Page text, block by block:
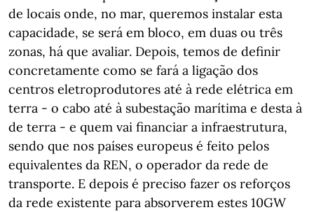
de locais onde, no mar, queremos instalar esta
capacidade, se será em bloco, em duas ou três
zonas, há que avaliar. Depois, temos de definir
concretamente como se fará a ligação dos
centros eletroprodutores até à rede elétrica em
terra - o cabo até à subestação marítima e desta à
de terra - e quem vai financiar a infraestrutura,
sendo que nos países europeus é feito pelos
equivalentes da REN, o operador da rede de
transporte. E depois é preciso fazer os reforços
da rede existente para absorverem estes 10GW